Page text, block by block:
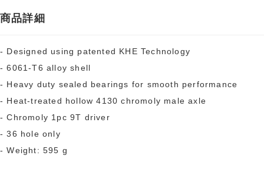
商品詳細
- Designed using patented KHE Technology
- 6061-T6 alloy shell
- Heavy duty sealed bearings for smooth performance
- Heat-treated hollow 4130 chromoly male axle
- Chromoly 1pc 9T driver
- 36 hole only
- Weight: 595 g